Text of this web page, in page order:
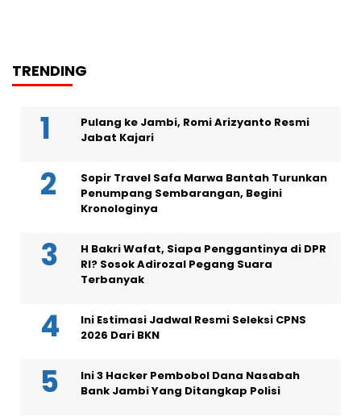
TRENDING
Pulang ke Jambi, Romi Arizyanto Resmi
Jabat Kajari
Sopir Travel Safa Marwa Bantah Turunkan
Penumpang Sembarangan, Begini
Kronologinya
H Bakri Wafat, Siapa Penggantinya di DPR
RI? Sosok Adirozal Pegang Suara
Terbanyak
Ini Estimasi Jadwal Resmi Seleksi CPNS
2026 Dari BKN
Ini 3 Hacker Pembobol Dana Nasabah
Bank Jambi Yang Ditangkap Polisi